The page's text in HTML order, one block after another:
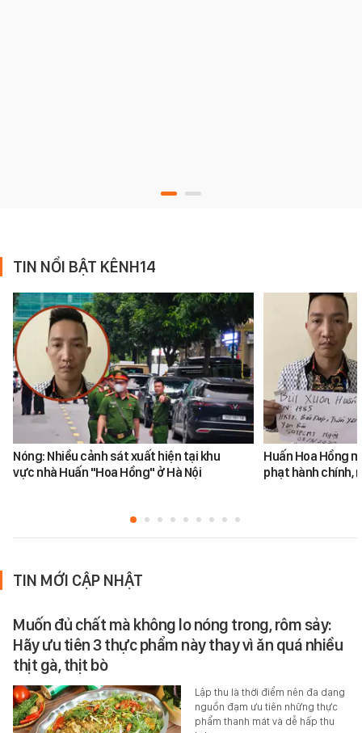
TIN NỔI BẬT KÊNH14
Nóng: Nhiều cảnh sát xuất hiện tại khu
vực nhà Huấn "Hoa Hồng" ở Hà Nội
Huấn Hoa Hồng
phạt hành chính,
TIN MỚI CẬP NHẬT
Muốn đủ chất mà không lo nóng trong, rôm sảy:
Hãy ưu tiên 3 thực phẩm này thay vì ăn quá nhiều
thịt gà, thịt bò
Lập thu là thời điểm nên đa dạng
nguồn đạm ưu tiên những thực
phẩm thanh mát và dễ hấp thu